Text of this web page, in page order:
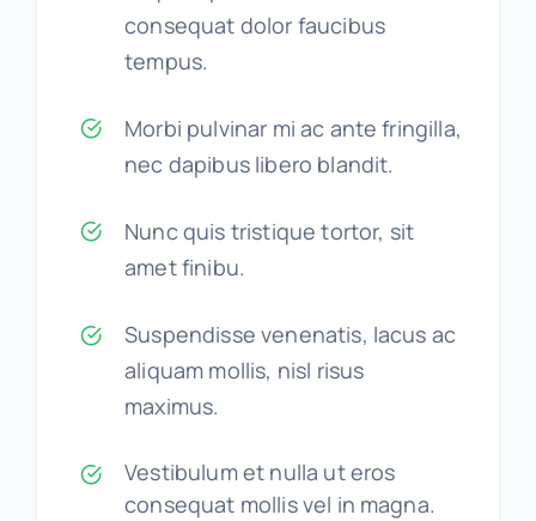
consequat dolor faucibus
tempus.
Morbi pulvinar mi ac ante fringilla,
nec dapibus libero blandit.
Nunc quis tristique tortor, sit
amet finibu.
Suspendisse venenatis, lacus ac
aliquam mollis, nisl risus
maximus.
Vestibulum et nulla ut eros
consequat mollis vel in magna.